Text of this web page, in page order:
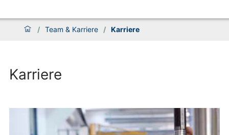
/ Team & Karriere / Karriere
Karriere